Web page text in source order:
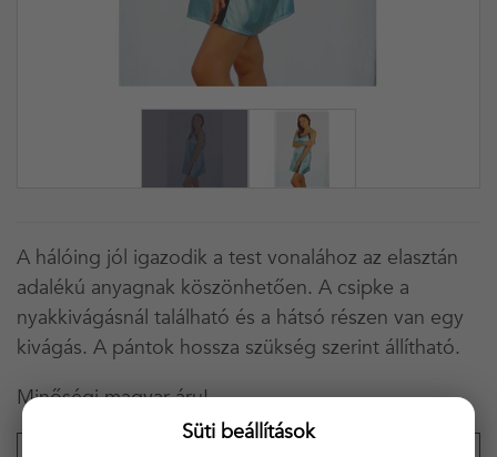
A hálóing jól igazodik a test vonalához az elasztán
adalékú anyagnak köszönhetően. A csipke a
nyakkivágásnál található és a hátsó részen van egy
kivágás. A pántok hossza szükség szerint állítható.
Minőségi magyar áru!
Süti beállítások